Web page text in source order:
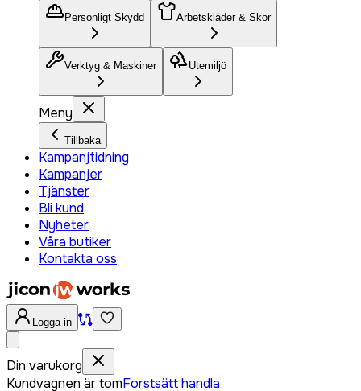
Personligt Skydd Arbetskläder & Skor
Verktyg & Maskiner Utemiljö
Meny
Tillbaka
Kampanjtidning
Kampanjer
Tjänster
Bli kund
Nyheter
Våra butiker
Kontakta oss
Logga in
Din varukorg
Kundvagnen är tomForstsätt handla